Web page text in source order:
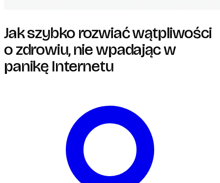
Jak szybko rozwiać wątpliwości
o zdrowiu, nie wpadając w
panikę Internetu